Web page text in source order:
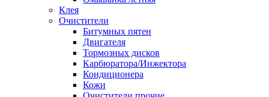
Клея
Очистители
Битумных пятен
Двигателя
Тормозных дисков
Карбюратора/Инжектора
Кондиционера
Кожи